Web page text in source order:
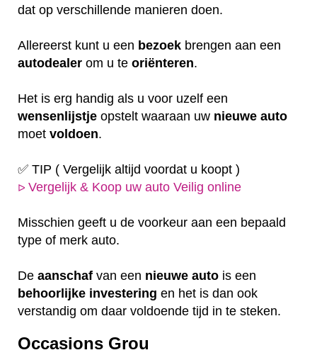
dat op verschillende manieren doen.
Allereerst kunt u een bezoek brengen aan een
autodealer om u te oriënteren.
Het is erg handig als u voor uzelf een
wensenlijstje opstelt waaraan uw nieuwe auto
moet voldoen.
✅ TIP ( Vergelijk altijd voordat u koopt )
ᐅ Vergelijk & Koop uw auto Veilig online
Misschien geeft u de voorkeur aan een bepaald
type of merk auto.
De aanschaf van een nieuwe auto is een
behoorlijke investering en het is dan ook
verstandig om daar voldoende tijd in te steken.
Occasions Grou